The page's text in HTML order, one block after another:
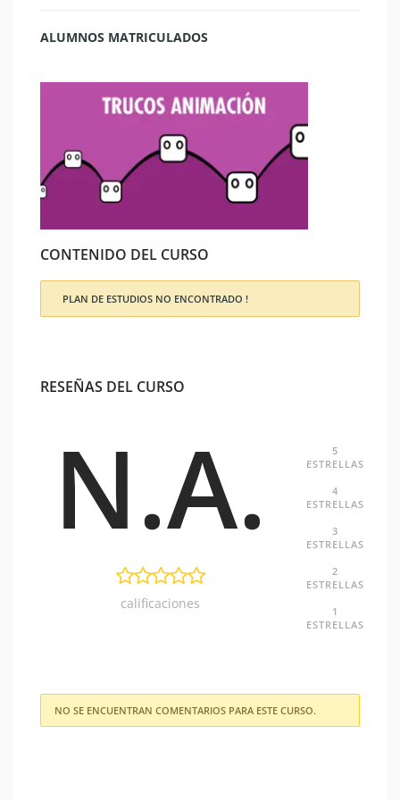
ALUMNOS MATRICULADOS
CONTENIDO DEL CURSO
PLAN DE ESTUDIOS NO ENCONTRADO !
RESEÑAS DEL CURSO
N.A.
calificaciones
5
ESTRELLAS
4
ESTRELLAS
3
ESTRELLAS
2
ESTRELLAS
1
ESTRELLAS
NO SE ENCUENTRAN COMENTARIOS PARA ESTE CURSO.